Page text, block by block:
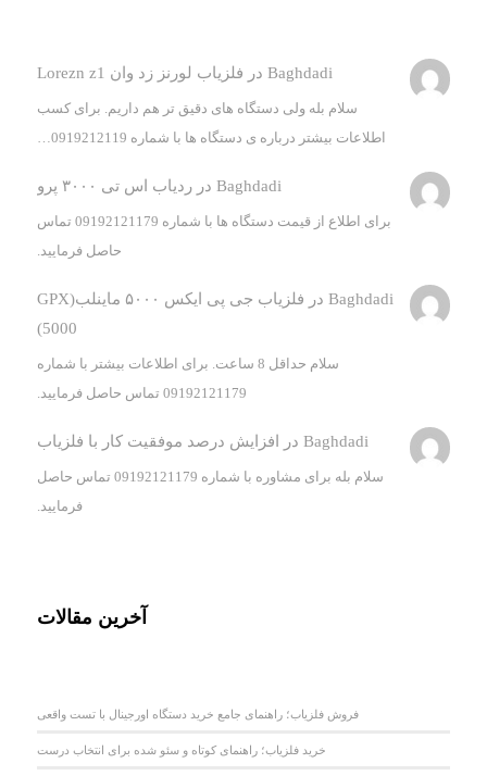
Baghdadi در فلزیاب لورنز زد وان Lorezn z1
سلام بله ولی دستگاه های دقیق تر هم داریم. برای کسب
اطلاعات بیشتر درباره ی دستگاه ها با شماره 0919212119…
Baghdadi درردیاب اس تی ۳۰۰۰ پرو
برای اطلاع از قیمت دستگاه ها با شماره 09192121179 تماس
حاصل فرمایید.
Baghdadi در
فلزیاب جی پی ایکس ۵۰۰۰ ماینلب(GPX
5000)
سلام حداقل 8 ساعت. برای اطلاعات بیشتر با شماره
09192121179 تماس حاصل فرمایید.
Baghdadi در افزایش درصد موفقیت کار با فلزیاب
سلام بله برای مشاوره با شماره 09192121179 تماس حاصل
فرمایید.
آخرین مقالات
فروش فلزیاب؛ راهنمای جامع خرید دستگاه اورجینال با تست واقعی
خرید فلزیاب؛ راهنمای کوتاه و سئو شده برای انتخاب درست